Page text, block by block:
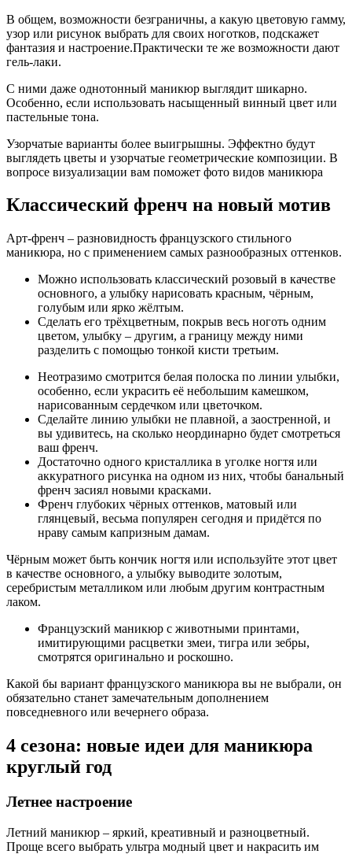
В общем, возможности безграничны, а какую цветовую гамму,
узор или рисунок выбрать для своих ноготков, подскажет
фантазия и настроение.Практически те же возможности дают
гель-лаки.
С ними даже однотонный маникюр выглядит шикарно.
Особенно, если использовать насыщенный винный цвет или
пастельные тона.
Узорчатые варианты более выигрышны. Эффектно будут
выглядеть цветы и узорчатые геометрические композиции. В
вопросе визуализации вам поможет фото видов маникюра
Классический френч на новый мотив
Арт-френч – разновидность французского стильного
маникюра, но с применением самых разнообразных оттенков.
Можно использовать классический розовый в качестве
основного, а улыбку нарисовать красным, чёрным,
голубым или ярко жёлтым.
Сделать его трёхцветным, покрыв весь ноготь одним
цветом, улыбку – другим, а границу между ними
разделить с помощью тонкой кисти третьим.
Неотразимо смотрится белая полоска по линии улыбки,
особенно, если украсить её небольшим камешком,
нарисованным сердечком или цветочком.
Сделайте линию улыбки не плавной, а заостренной, и
вы удивитесь, на сколько неординарно будет смотреться
ваш френч.
Достаточно одного кристаллика в уголке ногтя или
аккуратного рисунка на одном из них, чтобы банальный
френч засиял новыми красками.
Френч глубоких чёрных оттенков, матовый или
глянцевый, весьма популярен сегодня и придётся по
нраву самым капризным дамам.
Чёрным может быть кончик ногтя или используйте этот цвет
в качестве основного, а улыбку выводите золотым,
серебристым металликом или любым другим контрастным
лаком.
Французский маникюр с животными принтами,
имитирующими расцветки змеи, тигра или зебры,
смотрятся оригинально и роскошно.
Какой бы вариант французского маникюра вы не выбрали, он
обязательно станет замечательным дополнением
повседневного или вечернего образа.
4 сезона: новые идеи для маникюра
круглый год
Летнее настроение
Летний маникюр – яркий, креативный и разноцветный.
Проще всего выбрать ультра модный цвет и накрасить им